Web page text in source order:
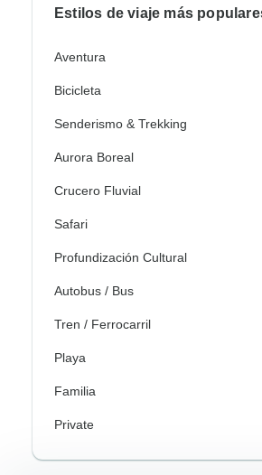
Estilos de viaje más
Aventura
Bicicleta
Senderismo & Trekking
Aurora Boreal
Crucero Fluvial
Safari
Profundización Cultural
Autobus / Bus
Tren / Ferrocarril
Playa
Familia
Private